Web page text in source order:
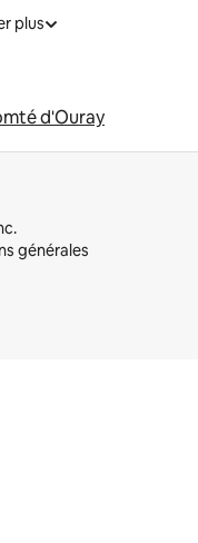
plus
d'Ouray
générales